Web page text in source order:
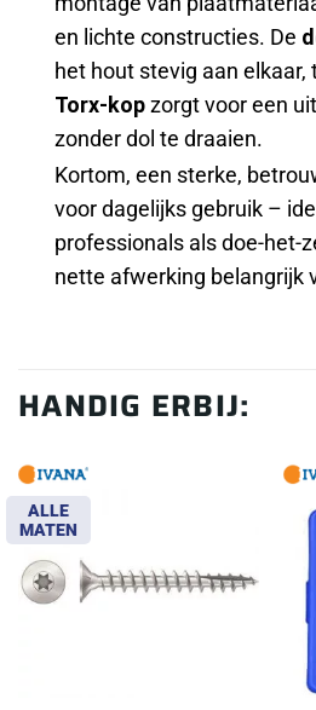
en lichte constructies. De
het hout stevig aan elkaar,
Torx-kopzorgt voor een
zonder dol te draaien.
Kortom, een sterke,
voor dagelijks gebruik –
professionals als doe-het-
nette afwerking belangrijk
HANDIG ERBIJ:
ALLE
MATEN